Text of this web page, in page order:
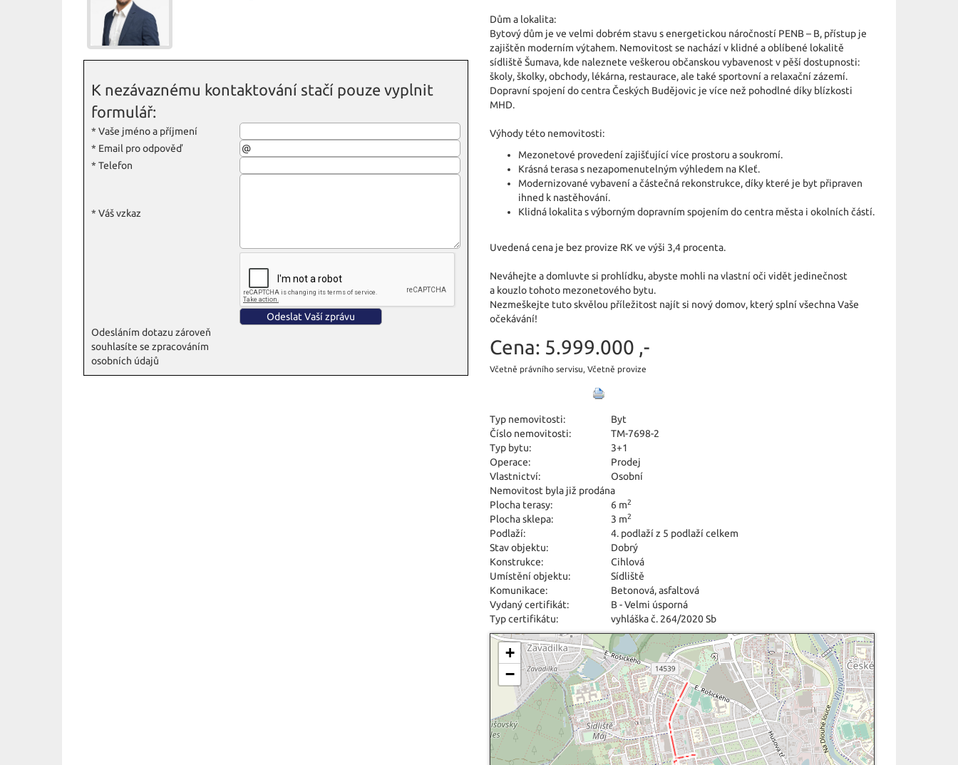
K nezávaznému kontaktování stačí pouze vyplnit
formulář:
* Vaše jméno a příjmení
* Email pro odpověď
* Telefon
* Váš vzkaz
Odesláním dotazu zároveň
souhlasíte se zpracováním
osobních údajů
Dům a lokalita:
Bytový dům je ve velmi dobrém stavu s energetickou náročností PENB – B, přístup je
zajištěn moderním výtahem. Nemovitost se nachází v klidné a oblíbené lokalitě
sídliště Šumava, kde naleznete veškerou občanskou vybavenost v pěší dostupnosti:
školy, školky, obchody, lékárna, restaurace, ale také sportovní a relaxační zázemí.
Dopravní spojení do centra Českých Budějovic je více než pohodlné díky blízkosti
MHD.
Výhody této nemovitosti:
Mezonetové provedení zajišťující více prostoru a soukromí.
Krásná terasa s nezapomenutelným výhledem na Kleť.
Modernizované vybavení a částečná rekonstrukce, díky které je byt připraven
ihned k nastěhování.
Klidná lokalita s výborným dopravním spojením do centra města i okolních částí.
Uvedená cena je bez provize RK ve výši 3,4 procenta.
Neváhejte a domluvte si prohlídku, abyste mohli na vlastní oči vidět jedinečnost
a kouzlo tohoto mezonetového bytu.
Nezmeškejte tuto skvělou příležitost najít si nový domov, který splní všechna Vaše
očekávání!
Cena: 5.999.000 ,-
Včetně právního servisu, Včetně provize
Typ nemovitosti:
Byt
Číslo nemovitosti:
TM-7698-2
Typ bytu:
3+1
Operace:
Prodej
Vlastnictví:
Osobní
Nemovitost byla již prodána
Plocha terasy:
6 m2
Plocha sklepa: 3 m2
Podlaží:
4. podlaží z 5 podlaží celkem
Stav objektu:
Dobrý
Konstrukce:
Cihlová
Umístění objektu:
Sídliště
Komunikace:
Betonová,asfaltová
Vydaný certifikát:
B - Velmi úsporná
Typ certifikátu:
vyhláška č. 264/2020 Sb
+
−